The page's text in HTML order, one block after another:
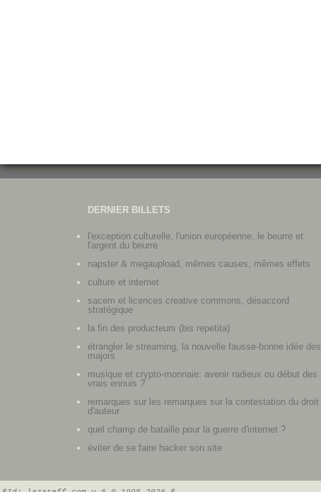
DERNIER BILLETS
l'exception culturelle, l'union européenne, le beurre et
l'argent du beurre
napster & megaupload, mêmes causes, mêmes effets
culture et internet
sacem et licences creative commons, désaccord
stratégique
la fin des producteurs (bis repetita)
étrangler le streaming, la nouvelle fausse-bonne idée des
majors
musique et crypto-monnaie: avenir radieux ou début des
vrais ennuis ?
remarques sur les remarques sur la contestation du droit
d'auteur
quel champ de bataille pour la guerre d'internet ?
éviter de se faire hacker son site